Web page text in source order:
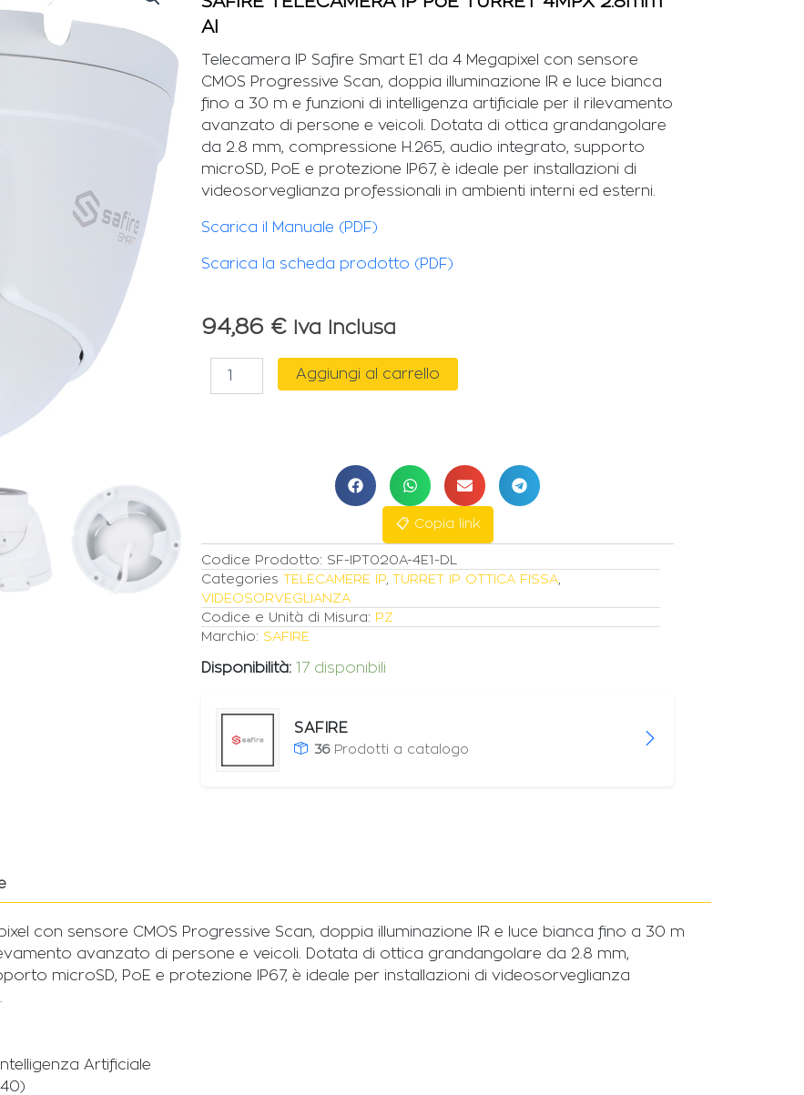
AI
Telecamera IP Safire Smart E1 da 4 Megapixel con sensore
CMOS Progressive Scan, doppia illuminazione IR e luce bianca
fino a 30 m e funzioni di intelligenza artificiale per il rilevamento
avanzato di persone e veicoli. Dotata di ottica grandangolare
da 2.8 mm, compressione H.265, audio integrato, supporto
microSD, PoE e protezione IP67, è ideale per installazioni di
videosorveglianza professionali in ambienti interni ed esterni.
Scarica il Manuale (PDF)
Scarica la scheda prodotto (PDF)
94,86 € Iva Inclusa
TELECAMERA
Aggiungi al carrello
📋 Copia link
Codice Prodotto: SF-IPT020A-4E1-DL
Categories TELECAMERE IP TURRET IP OTTICA FISSA
VIDEOSORVEGLIANZA
Codice e Unità di Misura: PZ
Marchio: SAFIRE
Disponibilità: 17 disponibili
SAFIRE
36 Prodotti a catalogo
con sensore CMOS Progressive Scan, doppia illuminazione IR e luce bianca fino a 30 m
avanzato di persone e veicoli. Dotata di ottica grandangolare da 2.8 mm,
microSD, PoE e protezione IP67, è ideale per installazioni di videosorveglianza
Artificiale